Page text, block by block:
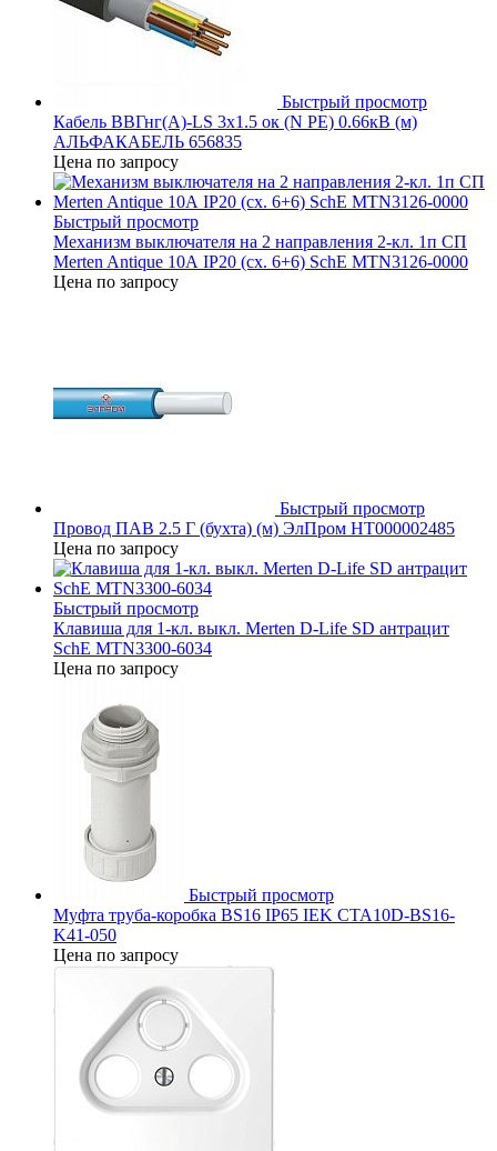
Быстрый просмотр
Кабель ВВГнг(А)-LS 3х1.5 ок (N PE) 0.66кВ (м)
АЛЬФАКАБЕЛЬ 656835
Цена по запросу
Быстрый просмотр
Механизм выключателя на 2 направления 2-кл. 1п СП
Merten Antique 10А IP20 (сх. 6+6) SchE MTN3126-0000
Цена по запросу
Быстрый просмотр
Провод ПАВ 2.5 Г (бухта) (м) ЭлПром НТ000002485
Цена по запросу
Быстрый просмотр
Клавиша для 1-кл. выкл. Merten D-Life SD антрацит
SchE MTN3300-6034
Цена по запросу
Быстрый просмотр
Муфта труба-коробка BS16 IP65 IEK CTA10D-BS16-
K41-050
Цена по запросу